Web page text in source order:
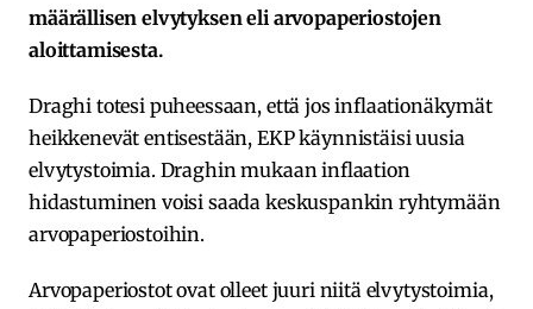
määrällisen elvytyksen eli arvopaperiostojen
aloittamisesta.
Draghi totesi puheessaan, että jos inflaationäkymät
heikkenevät entisestään, EKP käynnistäisi uusia
elvytystoimia. Draghin mukaan inflaation
hidastuminen voisi saada keskuspankin ryhtymään
arvopaperiostoihin.
Arvopaperiostot ovat olleet juuri niitä elvytystoimia,